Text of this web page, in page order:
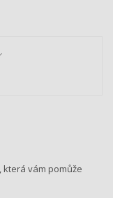
vám pomůže